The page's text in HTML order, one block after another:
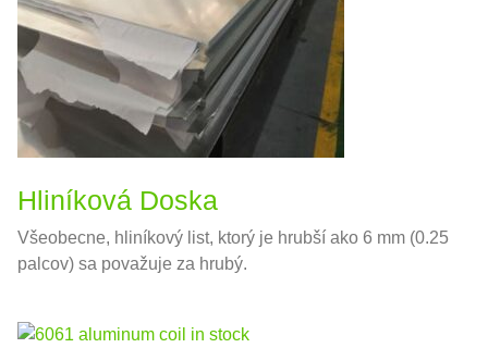
Hliníková Doska
Všeobecne, hliníkový list, ktorý je hrubší ako 6 mm (0.25
palcov) sa považuje za hrubý.